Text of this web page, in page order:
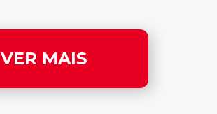
VER MAIS